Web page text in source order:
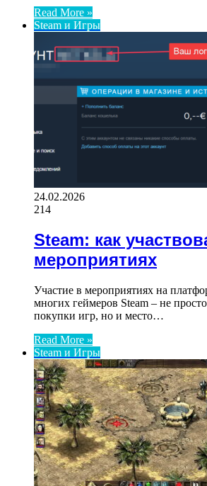
Read More »
Steam и Игры
24.02.2026
214
Steam: как
мероприятиях
Участие в мероприятиях на
многих геймеров Steam – не
покупки игр, но и место…
Read More »
Steam и Игры